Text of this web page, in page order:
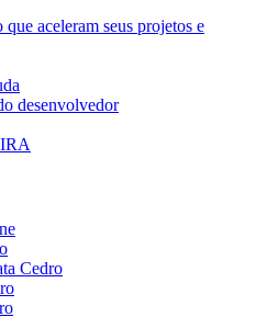
aceleram seus projetos e
desenvolvedor
Cedro